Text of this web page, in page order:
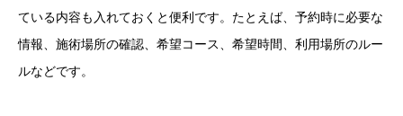
ている内容も入れておくと便利です。たとえば、予約時に必要な
情報、施術場所の確認、希望コース、希望時間、利用場所のルー
ルなどです。